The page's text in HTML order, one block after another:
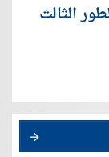
الثالث